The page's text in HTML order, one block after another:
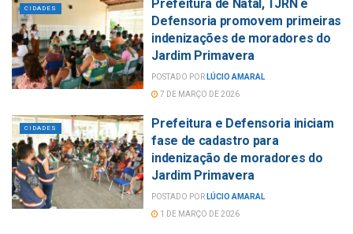
CIDADES
Prefeitura de Natal, TJRN e
Defensoria promovem primeiras
indenizações de moradores do
Jardim Primavera
POSTADO POR LÚCIO AMARAL
7 DE MARÇO DE 2026
CIDADES
Prefeitura e Defensoria iniciam
fase de cadastro para
indenização de moradores do
Jardim Primavera
POSTADO POR LÚCIO AMARAL
1 DE MARÇO DE 2026